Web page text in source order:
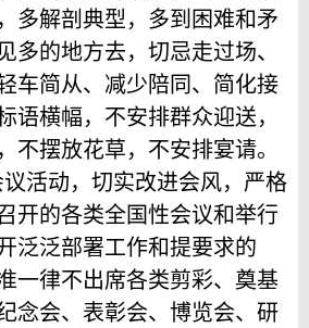
多解剖典型，多到困难和矛
多的地方去，切忌走过场、
车简从、减少陪同、简化接
语横幅，不安排群众迎送，
不摆放花草，不安排宴请。
活动，切实改进会风，严格
开的各类全国性会议和举行
泛泛部署工作和提要求的
一律不出席各类剪彩、奠基
念会、表彰会、博览会、研